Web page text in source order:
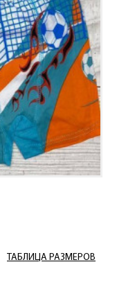
ТАБЛИЦА РАЗМЕРОВ